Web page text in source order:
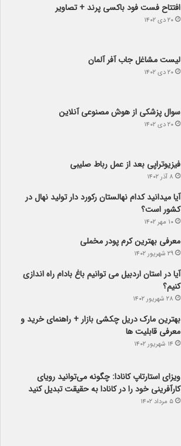
افتتاح فست فود باکسی پرند + تصاویر
۲۰ دی ۱۴۰۲
لیست مشاغل جاب آفر آلمان
۲۰ دی ۱۴۰۲
سوال پزشکی از هوش مصنوعی آنلاین
۲۰ دی ۱۴۰۲
فیزیوتراپی بعد از عمل رباط صلیبی
۸ آذر ۱۴۰۲
آیا می­دانید کدام نهالستان رکورد دار تولید نهال­ در
کشور است؟
۱۰ مهر ۱۴۰۲
معرفی بهترین کرم پودر مخملی
۲۹ شهریور ۱۴۰۲
آیا در استان اردبیل می توانیم باغ بادام راه اندازی
کنیم؟
۲۸ شهریور ۱۴۰۲
بهترین مارک دریل چکشی بازار + راهنمای خرید و
معرفی قابلیت ها
۱۴ شهریور ۱۴۰۲
ویزای استارتاپ کانادا: چگونه می‌توانید رویای
کارآفرینی خود را در کانادا به حقیقت تبدیل کنید
۵ مرداد ۱۴۰۲